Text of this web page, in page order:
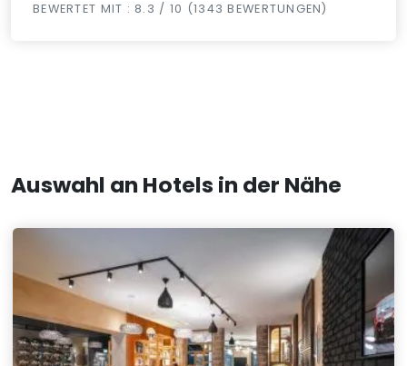
BEWERTET MIT : 8.3 / 10 (1343 BEWERTUNGEN)
Auswahl an Hotels in der Nähe